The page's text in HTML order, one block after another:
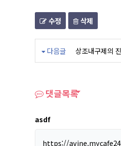
수정 삭제
다음글 상조내구제의
댓글목록
asdf
https://